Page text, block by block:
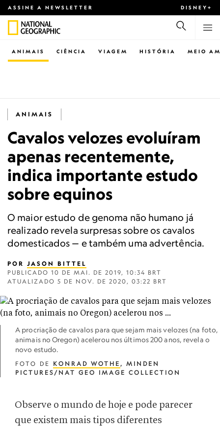
ASSINE A NEWSLETTER DISNEY+
CIÊNCIA VIAGEM
ANIMAIS HISTÓRIA MEIO
ANIMAIS
Cavalos velozes evoluíram
apenas recentemente,
indica importante estudo
sobre equinos
O maior estudo de genoma não humano já
realizado revela surpresas sobre os cavalos
domesticados — e também uma advertência.
POR JASON BITTEL
PUBLICADO 10 DE MAI. DE 2019, 10:34 BRT
ATUALIZADO 5 DE NOV. DE 2020, 03:22 BRT
A procriação de cavalos para que sejam mais velozes (na foto,
animais no Oregon) acelerou nos últimos 200 anos, revela o
novo estudo.
FOTO DE KONRAD WOTHE , MINDEN
PICTURES/NAT GEO IMAGE COLLECTION
Observe o mundo de hoje e pode parecer
que existem mais tipos diferentes